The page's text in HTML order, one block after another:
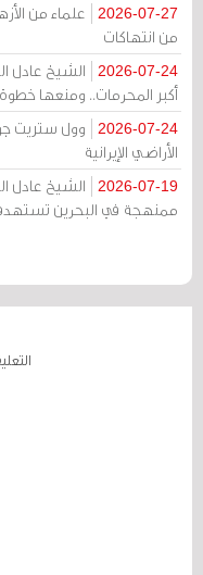
2026-07-27
علماء من
من انتهاكات
2026-07-24
الشيخ عادل
أكبر المحرمات.. ومنعها
2026-07-24
وول ستريت
الأراضي الإيرانية
2026-07-19
الشيخ عادل
ممنهجة في البحرين